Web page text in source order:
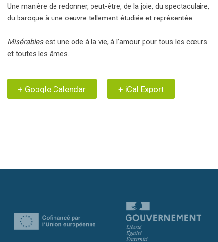
Une manière de redonner, peut-être, de la joie, du spectaculaire,
du baroque à une oeuvre tellement étudiée et représentée.
Misérablesest une ode à la vie, à l’amour pour tous les cœurs
et toutes les âmes.
+ Google Calendar + iCal Export